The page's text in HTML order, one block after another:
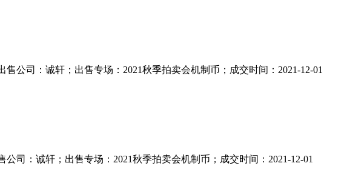
公司：诚轩；出售专场：2021秋季拍卖会机制币；成交时间：2021-12-01
司：诚轩；出售专场：2021秋季拍卖会机制币；成交时间：2021-12-01